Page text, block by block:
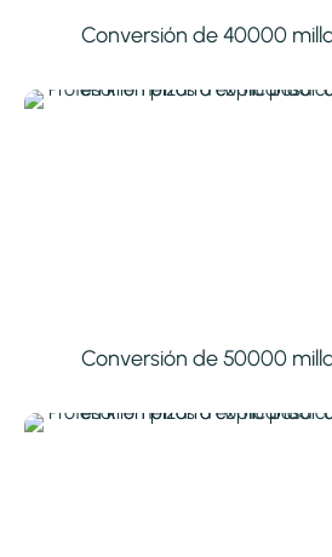
Conversión de 40000
Conversión de 50000